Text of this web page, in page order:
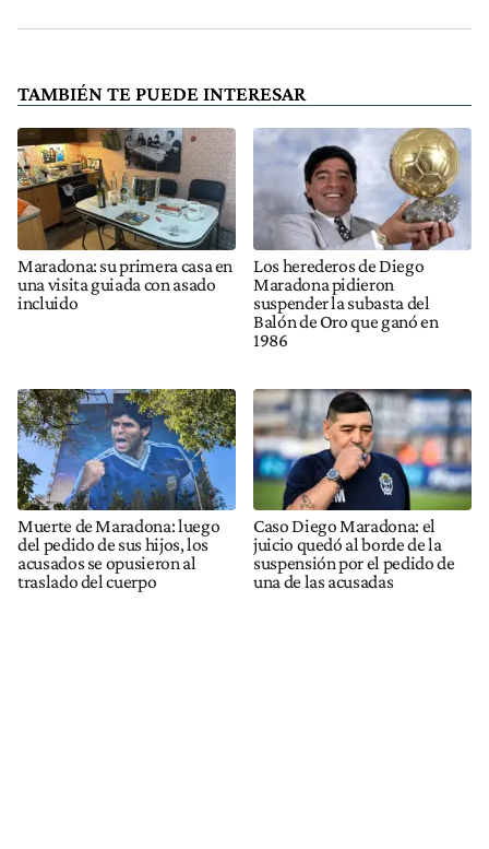
TAMBIÉN TE PUEDE INTERESAR
Maradona: su primera casa en
una visita guiada con asado
incluido
Los herederos de Diego
Maradona pidieron
suspender la subasta del
Balón de Oro que ganó en
1986
Muerte de Maradona: luego
del pedido de sus hijos, los
acusados se opusieron al
traslado del cuerpo
Caso Diego Maradona: el
juicio quedó al borde de la
suspensión por el pedido de
una de las acusadas